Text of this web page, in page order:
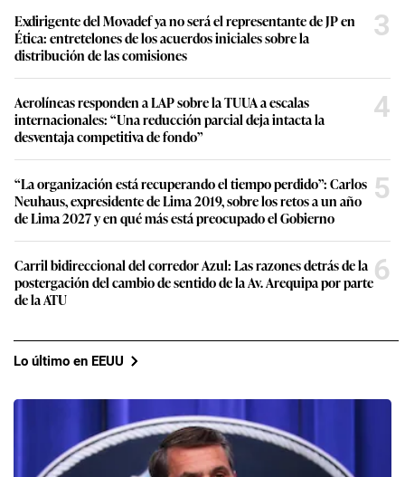
Exdirigente del Movadef ya no será el representante de JP en
Ética: entretelones de los acuerdos iniciales sobre la
distribución de las comisiones
3
Aerolíneas responden a LAP sobre la TUUA a escalas
internacionales: “Una reducción parcial deja intacta la
desventaja competitiva de fondo”
4
“La organización está recuperando el tiempo perdido”: Carlos
Neuhaus, expresidente de Lima 2019, sobre los retos a un año
de Lima 2027 y en qué más está preocupado el Gobierno
5
Carril bidireccional del corredor Azul: Las razones detrás de la
postergación del cambio de sentido de la Av. Arequipa por parte
de la ATU
6
Lo último en EEUU